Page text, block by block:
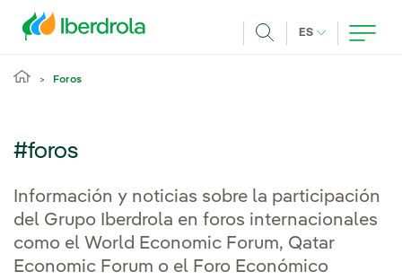
ES IDIOMA
Foros
#foros
Información y noticias sobre la participación
del Grupo Iberdrola en foros internacionales
como el World Economic Forum, Qatar
Economic Forum o el Foro Económico